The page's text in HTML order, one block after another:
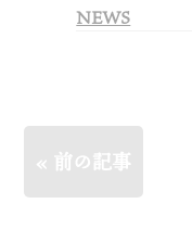
NEWS
« 前の記事